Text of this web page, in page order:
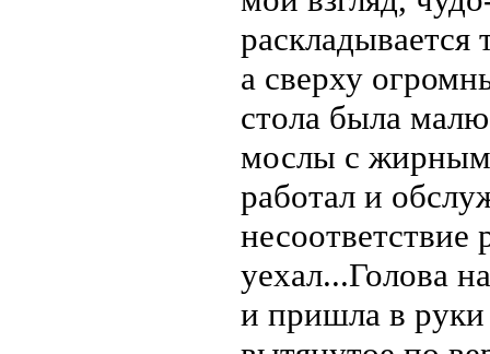
раскладывается
а сверху
стола была
мослы с жирным
работал и
уехал...Голова
и пришла в